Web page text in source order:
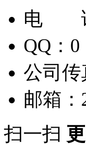
电 话
QQ：0
公司传
邮箱：
扫一扫